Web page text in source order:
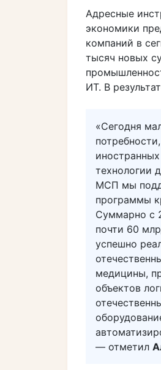
Адресные
экономики
компаний в
тысяч новых
ИТ. В
«Сегодня
технологии
МСП мы
программы
Суммарно с
почти 60
успешно
медицины,
объектов
— отметил